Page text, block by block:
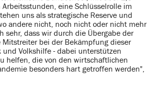
eine Schlüsselrolle im
uns als strategische Reserve und
andere nicht, noch nicht oder nicht mehr
sehr, dass wir durch die Übergabe der
Mitstreiter bei der Bekämpfung dieser
und Volkshilfe - dabei unterstützen
helfen, die von den wirtschaftlichen
besonders hart getroffen werden",